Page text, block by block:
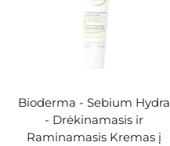
Bioderma - Sebium Hydra
- Drėkinamasis ir
Raminamasis Kremas į